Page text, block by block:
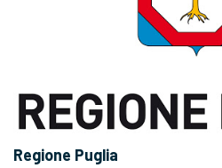
Regione Puglia